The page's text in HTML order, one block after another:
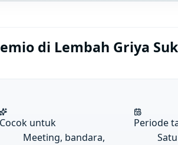
di Lembah Griya
Cocok untuk
Meeting, bandara,
Periode